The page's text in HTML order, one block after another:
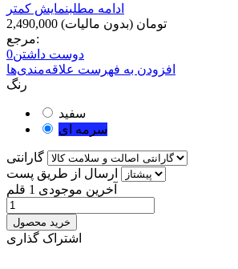
ادامه مطلبنمایش کمتر
2,490,000 تومان (بدون مالیات)
مرجع:
دوست داشتن0
افزودن به فهرست علاقه‌مندی‌ها
رنگ
سفید
سرمه ای
گارانتی
ارسال از طریق پست
آخرین موجودی 1 قلم
خرید محصول
اشتراک گذاری